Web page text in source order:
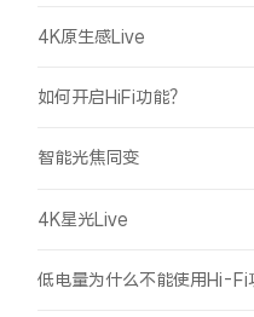
4K原生感Live
如何开启HiFi功能？
智能光焦同变
4K星光Live
低电量为什么不能使用Hi-Fi